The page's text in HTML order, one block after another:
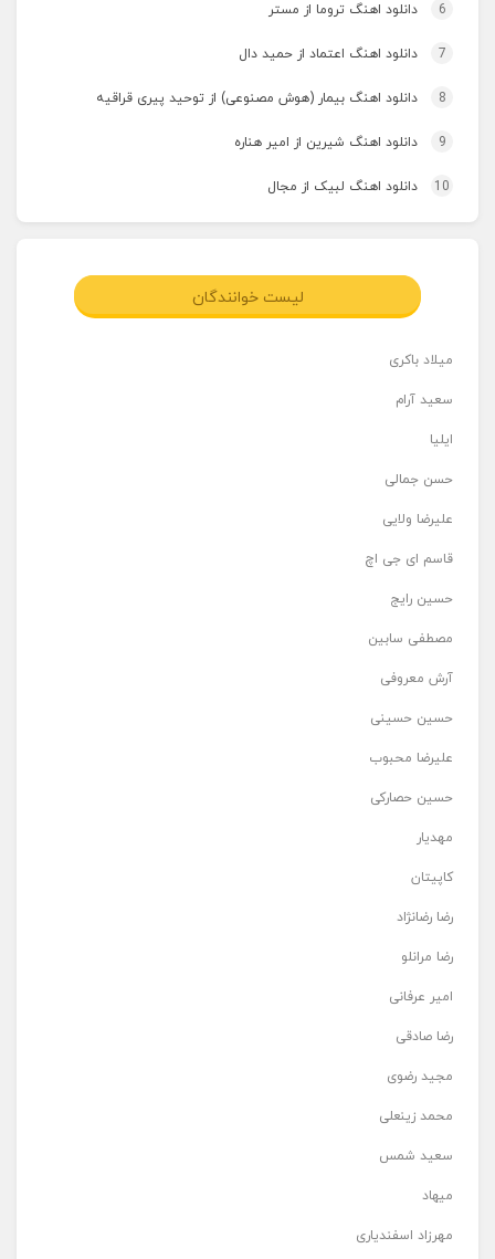
6 دانلود اهنگ تروما از مستر
7 دانلود اهنگ اعتماد از حمید دال
8 دانلود اهنگ بیمار (هوش مصنوعی) از توحید پیری قراقیه
9 دانلود اهنگ شیرین از امیر هناره
10 دانلود اهنگ لبیک از مجال
لیست خوانندگان
میلاد باکری
سعید آرام
ایلیا
حسن جمالی
علیرضا ولایی
قاسم ای جی اچ
حسین رایج
مصطفی سابین
آرش معروفی
حسین حسینی
علیرضا محبوب
حسین حصارکی
مهدیار
کاپیتان
رضا رضانژاد
رضا مرانلو
امیر عرفانی
رضا صادقی
مجید رضوی
محمد زینعلی
سعید شمس
میهاد
مهرزاد اسفندیاری